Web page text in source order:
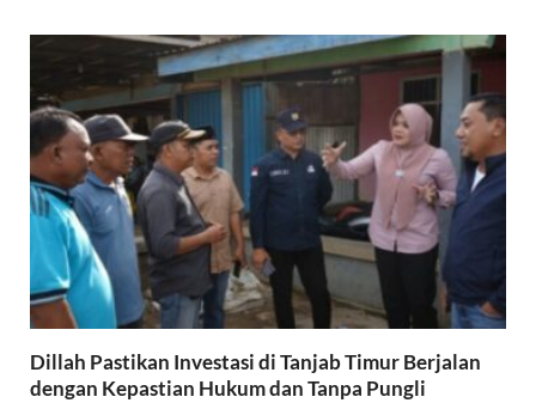
Dillah Pastikan Investasi di Tanjab Timur Berjalan
dengan Kepastian Hukum dan Tanpa Pungli